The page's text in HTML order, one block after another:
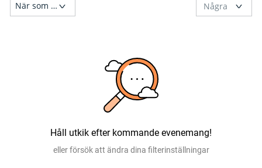
Håll utkik efter kommande evenemang!
eller försök att ändra dina filterinställningar